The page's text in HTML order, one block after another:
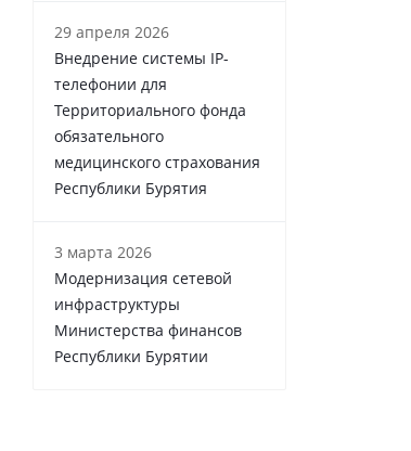
29 апреля 2026
Внедрение системы IP-
телефонии для
Территориального фонда
обязательного
медицинского страхования
Республики Бурятия
3 марта 2026
Модернизация сетевой
инфраструктуры
Министерства финансов
Республики Бурятии